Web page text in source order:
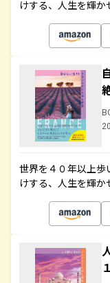
けする、人生を輝
世界を４０年以上歩
けする、人生を輝